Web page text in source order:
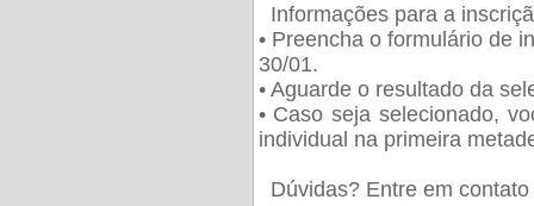
Informações para a
• Preencha o formulário de
30/01.
• Aguarde o resultado da
• Caso seja selecionado,
individual na primeira
Dúvidas? Entre em